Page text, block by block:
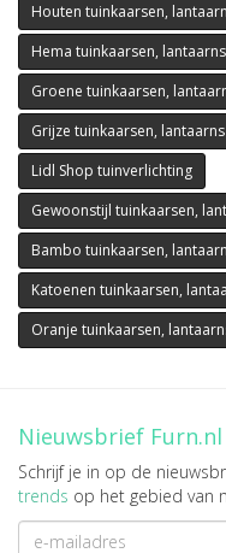
Houten tuinkaarsen,
Hema tuinkaarsen,
Groene tuinkaarsen,
Grijze tuinkaarsen,
Lidl Shop tuinverlichting
Gewoonstijl tuinkaarsen,
Bambo tuinkaarsen,
Katoenen tuinkaarsen,
Oranje tuinkaarsen,
Nieuwsbrief
Schrijf je in op de
trends op het gebied van